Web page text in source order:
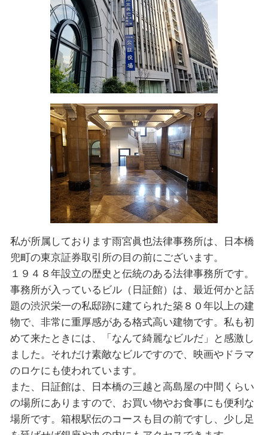
私が所属しております雨宮眞也法律事務所は、日本橋
兜町の東京証券取引所の目の前にございます。
１９４８年設⽴の歴史と伝統のある法律事務所です。
事務所が入っているビル（日証館）は、最近何かと話
題の渋沢栄一の私邸跡に建てられた築８０年以上の建
物で、非常に重厚感がある格式高い建物です。私も初
めて来たときには、「なんて綺麗なビルだ」と感激し
ました。それだけ素敵なビルですので、映画やドラマ
のロケにも使われています。
また、日証館は、日本橋の三越と高島屋の中間くらい
の場所にありますので、お買い物やお食事にも便利な
場所です。箱根駅伝のコースも目の前ですし、少し足